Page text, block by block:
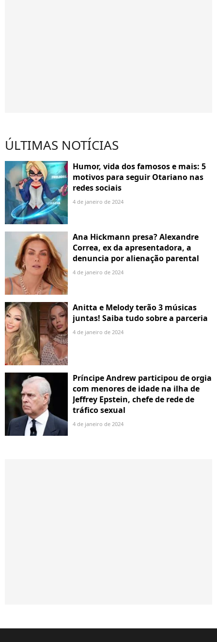
ÚLTIMAS NOTÍCIAS
Humor, vida dos famosos e mais: 5
motivos para seguir Otariano nas
redes sociais
4 de janeiro de 2024
Ana Hickmann presa? Alexandre
Correa, ex da apresentadora, a
denuncia por alienação parental
4 de janeiro de 2024
Anitta e Melody terão 3 músicas
juntas! Saiba tudo sobre a parceria
4 de janeiro de 2024
Príncipe Andrew participou de orgia
com menores de idade na ilha de
Jeffrey Epstein, chefe de rede de
tráfico sexual
4 de janeiro de 2024